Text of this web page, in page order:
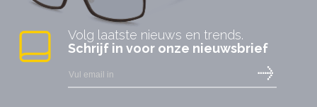
Volg laatste nieuws en trends.
Schrijf in voor onze nieuwsbrief